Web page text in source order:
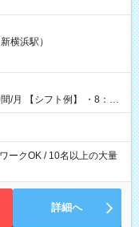
用期間】試
横浜駅）
8：00
ークOK / 10名以上の大量
詳細へ